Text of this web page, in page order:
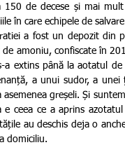
150 de decese și mai
în care echipele de
a fost un depozit din
de amoniu, confiscate în
a extins până la aotatul
a unui sudor, a
asemenea greșeli. Și
e ceea ce a aprins
au deschis deja o
domiciliu.